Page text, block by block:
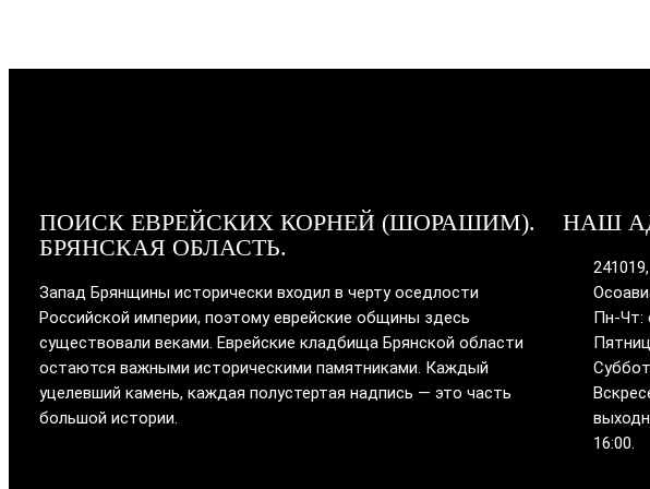
ПОИСК ЕВРЕЙСКИХ КОРНЕЙ (ШОРАШИМ).
БРЯНСКАЯ ОБЛАСТЬ.
Запад Брянщины исторически входил в черту оседлости
Российской империи, поэтому еврейские общины здесь
существовали веками. Еврейские кладбища Брянской области
остаются важными историческими памятниками. Каждый
уцелевший камень, каждая полустертая надпись — это часть
большой истории.
НАШ
Пн-Чт:
16:00.